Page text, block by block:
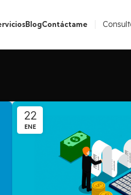
BlogContáctame
22
ENE